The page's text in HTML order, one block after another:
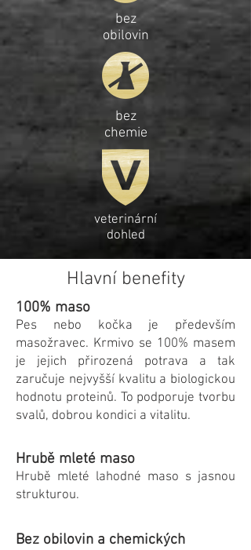
bez
obilovin
bez
chemie
veterinární
dohled
Hlavní benefity
100% maso
Pes nebo kočka je především
masožravec. Krmivo se 100% masem
je jejich přirozená potrava a tak
zaručuje nejvyšší kvalitu a biologickou
hodnotu proteinů. To podporuje tvorbu
svalů, dobrou kondici a vitalitu.
Hrubě mleté maso
Hrubě mleté lahodné maso s jasnou
strukturou.
Bez obilovin a chemických